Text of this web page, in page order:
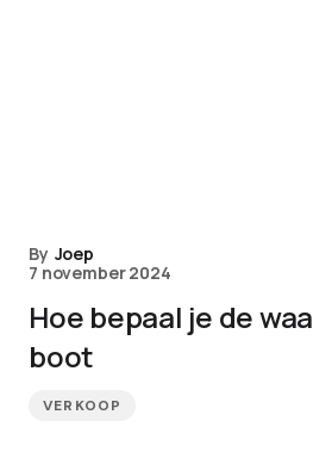
By Joep
7 november 2024
Hoe bepaal je de
boot
VERKOOP